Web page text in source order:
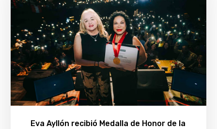
Eva Ayllón recibió Medalla de Honor de la